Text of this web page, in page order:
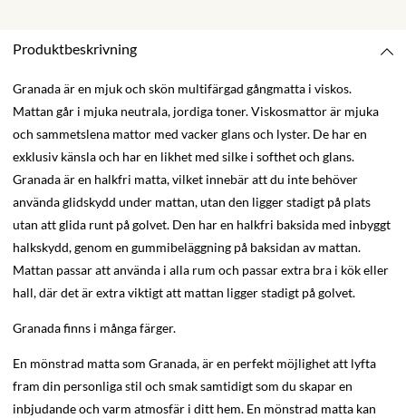
Produktbeskrivning
Granada är en mjuk och skön multifärgad gångmatta i viskos.
Mattan går i mjuka neutrala, jordiga toner. Viskosmattor är mjuka
och sammetslena mattor med vacker glans och lyster. De har en
exklusiv känsla och har en likhet med silke i softhet och glans.
Granada är en halkfri matta, vilket innebär att du inte behöver
använda glidskydd under mattan, utan den ligger stadigt på plats
utan att glida runt på golvet. Den har en halkfri baksida med inbyggt
halkskydd, genom en gummibeläggning på baksidan av mattan.
Mattan passar att använda i alla rum och passar extra bra i kök eller
hall, där det är extra viktigt att mattan ligger stadigt på golvet.
Granada finns i många färger.
En mönstrad matta som Granada, är en perfekt möjlighet att lyfta
fram din personliga stil och smak samtidigt som du skapar en
inbjudande och varm atmosfär i ditt hem. En mönstrad matta kan